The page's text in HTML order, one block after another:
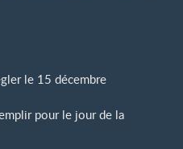
le 15 décembre
pour le jour de la